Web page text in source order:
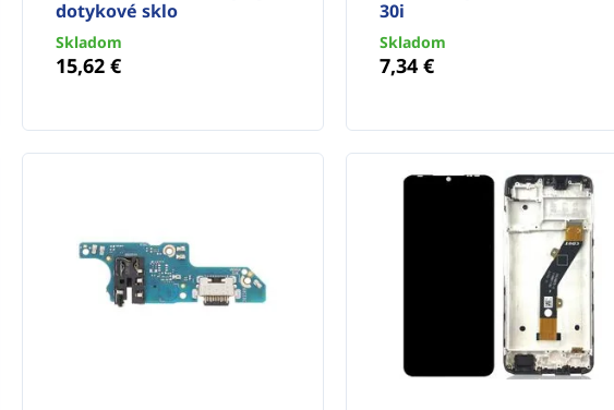
dotykové sklo
Skladom
15,62 €
30i
Skladom
7,34 €